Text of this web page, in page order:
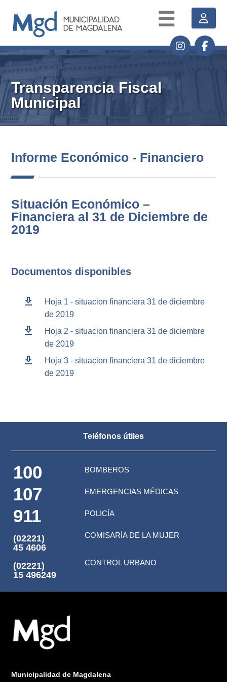
☰
Transparencia Fiscal
Municipal
Informe Económico - Financiero
Situación Económico –
Financiera al 31 de Diciembre de
2019
Documentos disponibles
download
Hoja 1 - situacion financiera 31 de diciembre
de 2019
download
Hoja 2 - situacion financiera 31 de diciembre
de 2019
download
Hoja 3 - situacion financiera 31 de diciembre
de 2019
Teléfonos útiles
100 BOMBEROS
107 EMERGENCIAS MÉDICAS
911 POLICÍA
(02221)
45 4606
COMISARÍA DE LA MUJER
(02221)
15 496249
CONTROL URBANO
Municipalidad de Magdalena